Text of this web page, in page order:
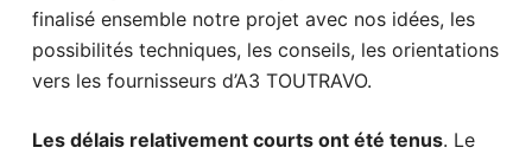
finalisé ensemble notre projet avec nos idées, les
possibilités techniques, les conseils, les orientations
vers les fournisseurs d’A3 TOUTRAVO.
Les délais relativement courts ont été tenus. Le